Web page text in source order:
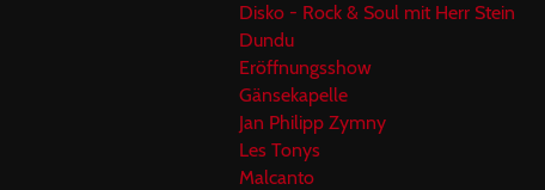
Disko - Rock & Soul mit Herr Stein
Dundu
Eröffnungsshow
Gänsekapelle
Jan Philipp Zymny
Les Tonys
Malcanto